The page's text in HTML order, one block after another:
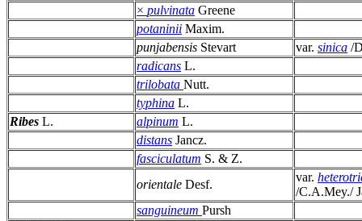
× pulvinata Greene
potaninii Maxim.
punjabensis Stevart var. sinica /
radicans L.
trilobata Nutt.
typhina L.
Ribes L. alpinum L.
distans Jancz.
fasciculatum S. & Z.
orientale Desf.
var.
/C.A.Mey./
sanguineum Pursh